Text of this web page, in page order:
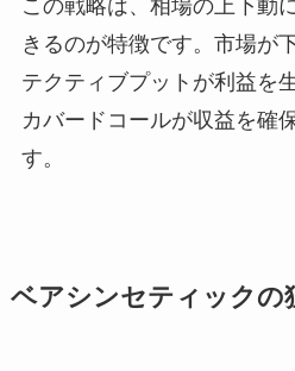
この戦略は、相場の上下動
きるのが特徴です。市場が
テクティブプットが利益を
カバードコールが収益を確
す。
ベアシンセティックの